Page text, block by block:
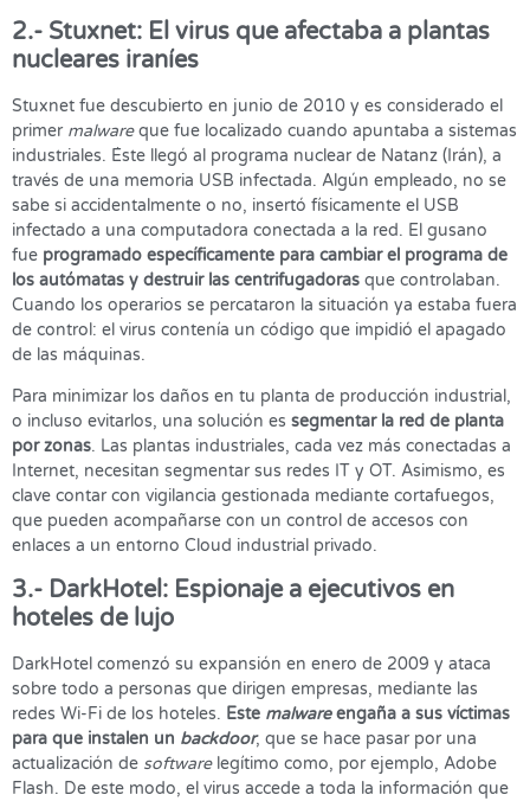
2.- Stuxnet: El virus que afectaba a plantas
nucleares iraníes
Stuxnet fue descubierto en junio de 2010 y es considerado el
primer malwareque fue localizado cuando apuntaba a sistemas
industriales. Éste llegó al programa nuclear de Natanz (Irán), a
través de una memoria USB infectada. Algún empleado, no se
sabe si accidentalmente o no, insertó físicamente el USB
infectado a una computadora conectada a la red. El gusano
fue programado específicamente para cambiar el programa de
los autómatas y destruir las centrifugadoras que controlaban.
Cuando los operarios se percataron la situación ya estaba fuera
de control: el virus contenía un código que impidió el apagado
de las máquinas.
Para minimizar los daños en tu planta de producción industrial,
o incluso evitarlos, una solución es segmentar la red de planta
por zonas. Las plantas industriales, cada vez más conectadas a
Internet, necesitan segmentar sus redes IT y OT. Asimismo, es
clave contar con vigilancia gestionada mediante cortafuegos,
que pueden acompañarse con un control de accesos con
enlaces a un entorno Cloud industrial privado.
3.- DarkHotel: Espionaje a ejecutivos en
hoteles de lujo
DarkHotel comenzó su expansión en enero de 2009 y ataca
sobre todo a personas que dirigen empresas, mediante las
redes Wi-Fi de los hoteles. Este malwareengaña a sus víctimas
para que instalen un backdoor, que se hace pasar por una
actualización de software legítimo como, por ejemplo, Adobe
Flash. De este modo, el virus accede a toda la información que